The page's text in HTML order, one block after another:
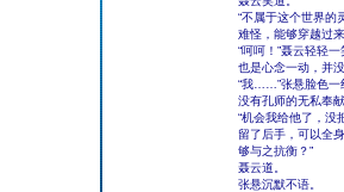
“不属于这个世界的
难怪，能够穿越过
“呵呵！”聂云轻轻
也是心念一动，并
“我……”张悬脸色一
没有孔师的无私奉
“机会我给他了，没
留了后手，可以全
够与之抗衡？”
聂云道。
张悬沉默不语。